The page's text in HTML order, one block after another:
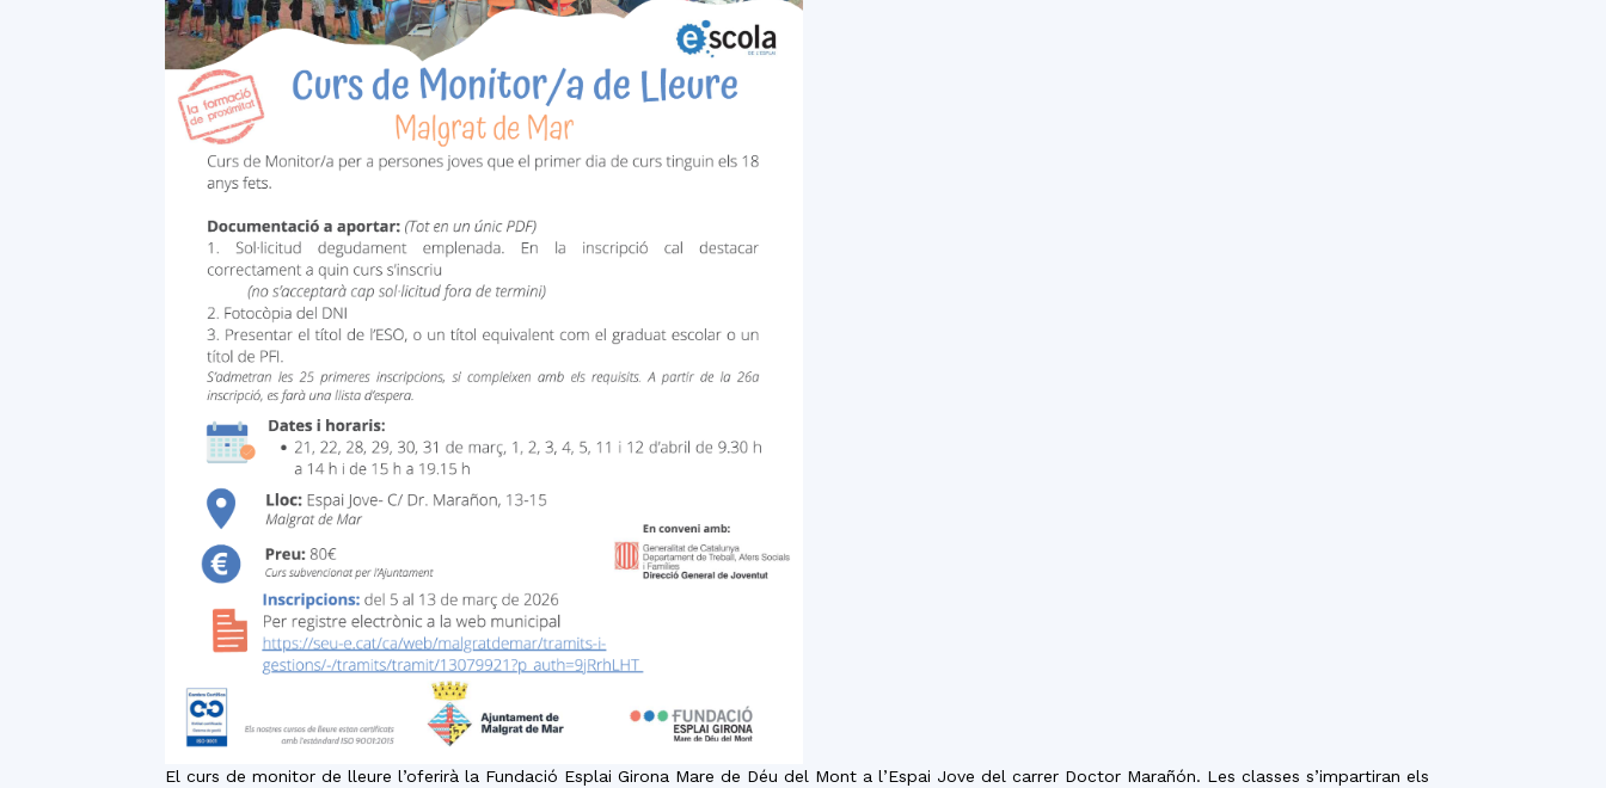
El curs de monitor de lleure l’oferirà la Fundació Esplai Girona Mare de Déu del Mont a l’Espai Jove del carrer Doctor Marañón. Les classes s’impartiran els